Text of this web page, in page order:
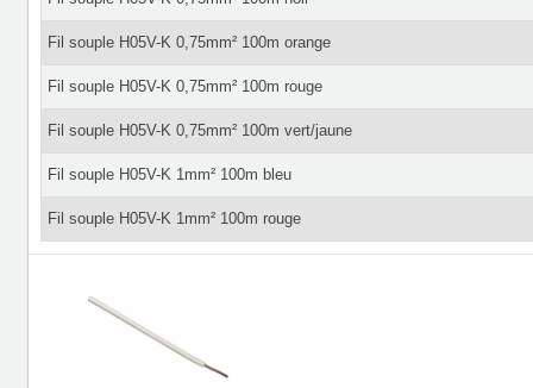
Fil souple H05V-K 0,75mm² 100m orange
Fil souple H05V-K 0,75mm² 100m rouge
Fil souple H05V-K 0,75mm² 100m vert/jaune
Fil souple H05V-K 1mm² 100m bleu
Fil souple H05V-K 1mm² 100m rouge